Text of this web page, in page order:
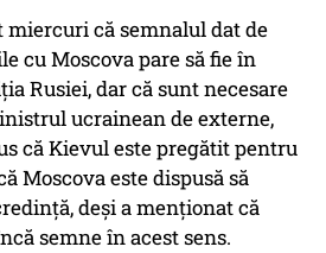
că semnalul dat de
cu Moscova pare să fie în
Rusiei, dar că sunt necesare
ucrainean de externe,
că Kievul este pregătit pentru
Moscova este dispusă să
deși a menționat că
semne în acest sens.